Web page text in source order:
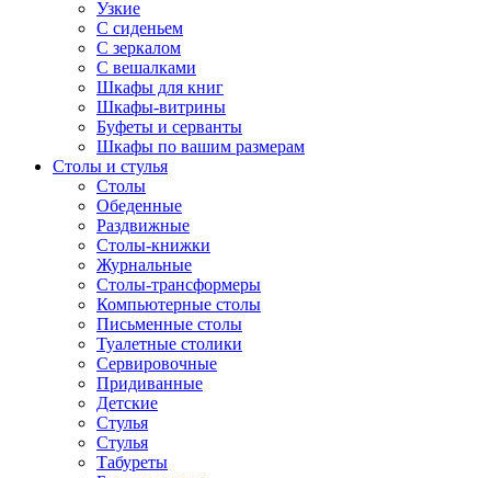
Узкие
С сиденьем
С зеркалом
С вешалками
Шкафы для книг
Шкафы-витрины
Буфеты и серванты
Шкафы по вашим размерам
Столы и стулья
Столы
Обеденные
Раздвижные
Столы-книжки
Журнальные
Столы-трансформеры
Компьютерные столы
Письменные столы
Туалетные столики
Сервировочные
Придиванные
Детские
Стулья
Стулья
Табуреты